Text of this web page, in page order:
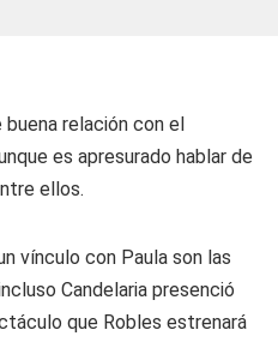
buena relación con el
es apresurado hablar de
ellos.
vínculo con Paula son las
Candelaria presenció
que Robles estrenará